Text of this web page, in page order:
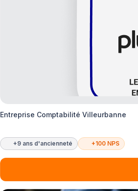
Entreprise Comptabilité Villeurbanne
+9 ans d'ancienneté +100 NPS